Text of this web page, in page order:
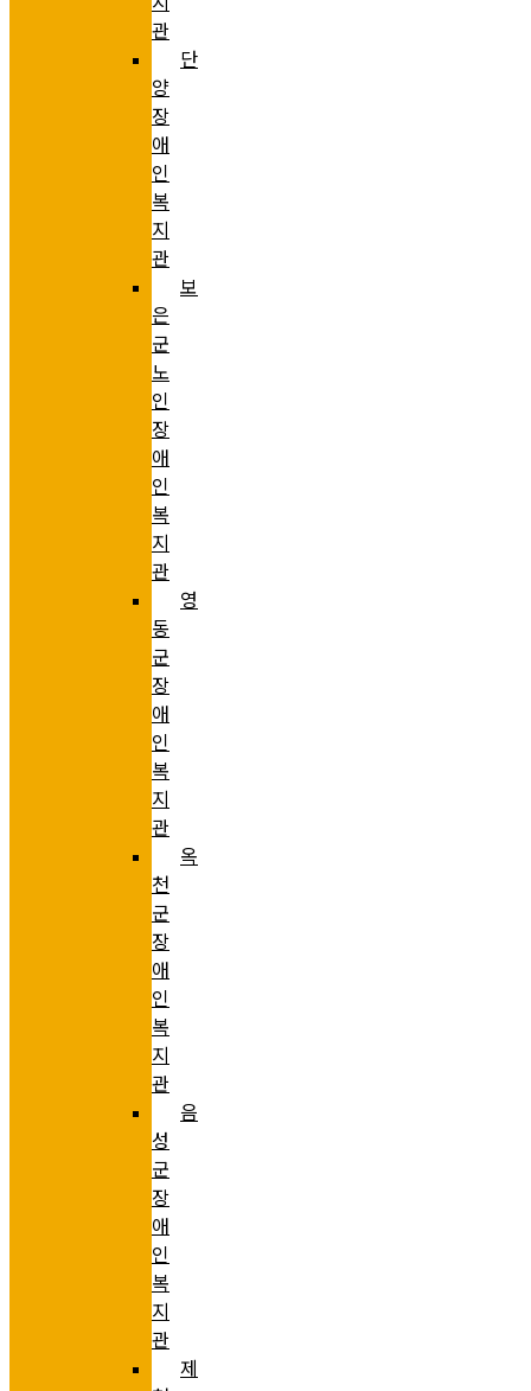
관
단
양
장
애
인
복
지
관
보
은
군
노
인
장
애
인
복
지
관
영
동
군
장
애
인
복
지
관
옥
천
군
장
애
인
복
지
관
음
성
군
장
애
인
복
지
관
제